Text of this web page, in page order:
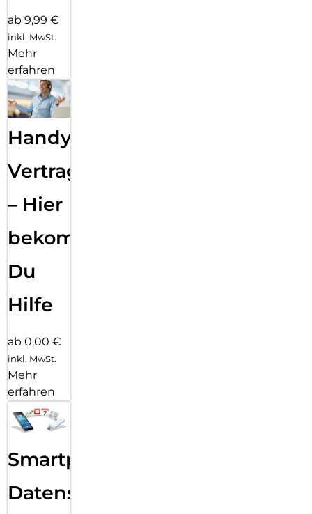
ab 9,99 €
inkl. MwSt.
Mehr
erfahren
Handy
Vertragsabwicklung
– Hier
bekommst
Du
Hilfe
ab 0,00 €
inkl. MwSt.
Mehr
erfahren
Smartphone
Datensicherung